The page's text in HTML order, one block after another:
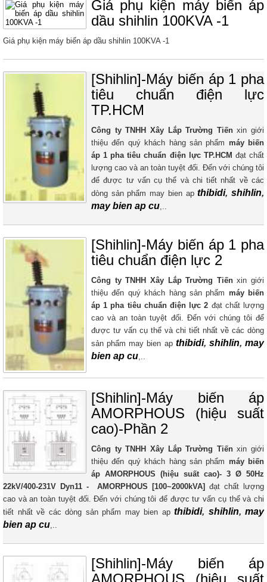
Giá phụ kiện máy biến áp
dầu shihlin 100KVA -1
Giá phụ kiện máy biến áp dầu shihlin 100KVA -1
[Shihlin]-Máy biến áp 1 pha
tiêu chuẩn điện lực
TP.HCM
Công ty TNHH Xây Lắp Trường Tiếnxin giới
thiệu đến quý khách hàng sản phẩm máy biến
áp 1 pha tiêu chuẩn điện lực TP.HCM đạt chất
lượng cao và an toàn tuyệt đối. Đến với chúng tôi
để được tư vấn cụ thể và chi tiết nhất về các
dòng sản phẩm may bien apthibidi,shihlin,
may bien ap cu
[Shihlin]-Máy biến áp 1 pha
tiêu chuẩn điện lực 2
Công ty TNHH Xây Lắp Trường Tiếnxin giới
thiệu đến quý khách hàng sản phẩm máy biến
áp 1 pha tiêu chuẩn điện lực 2 đạt chất lượng
cao và an toàn tuyệt đối. Đến với chúng tôi để
được tư vấn cụ thể và chi tiết nhất về các dòng
sản phẩm may bien ap thibidi, shihlin,may
bien ap cu
[Shihlin]-Máy biến áp
AMORPHOUS (hiệu suất
cao)-Phần 2
Công ty TNHH Xây Lắp Trường Tiếnxin giới
thiệu đến quý khách hàng sản phẩm máy biến
áp AMORPHOUS (hiệu suất cao)- 3 Ø 50Hz
22kV/400-231V Dyn11 - AMORPHOUS​ [100~2000kVA] đạt chất lượng
cao và an toàn tuyệt đối. Đến với chúng tôi để được tư vấn cụ thể và chi
tiết nhất về các dòng sản phẩm may bien ap thibidi, shihlin, may
bien ap cu
[Shihlin]-Máy biến áp
AMORPHOUS (hiệu suất